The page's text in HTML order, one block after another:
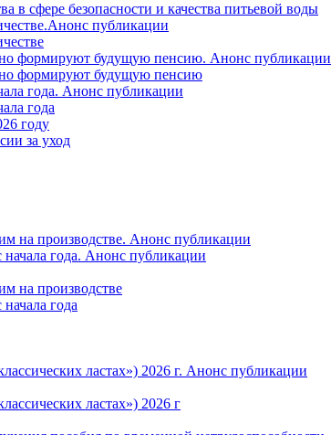
в сфере безопасности и качества питьевой воды
публикации
формируют будущую пенсию. Анонс публикации
формируют будущую пенсию
года. Анонс публикации
года
году
за уход
на производстве. Анонс публикации
года. Анонс публикации
на производстве
года
ластах») 2026 г. Анонс публикации
ластах») 2026 г